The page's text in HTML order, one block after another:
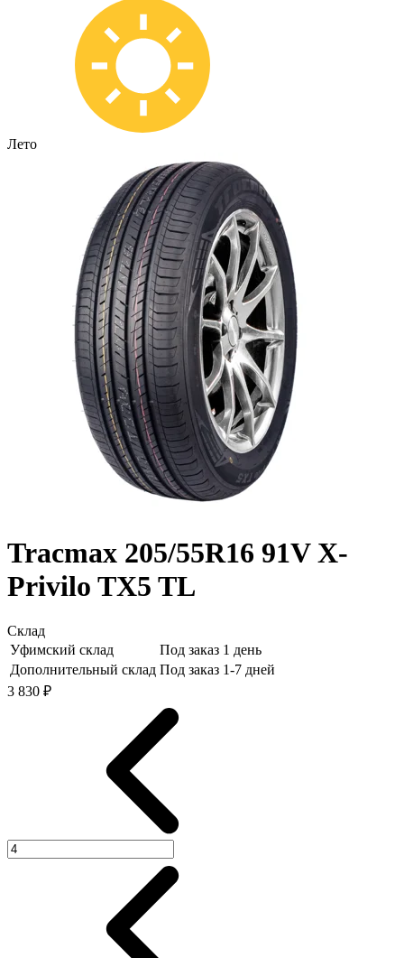
Лето
Tracmax 205/55R16 91V X-
Privilo TX5 TL
Склад
Уфимский склад
Под заказ 1 день
Дополнительный склад Под заказ 1-7 дней
3 830 ₽